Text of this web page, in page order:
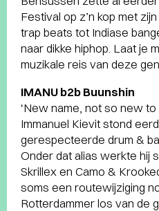
Festival op z’n kop met
trap beats tot Indiase
naar dikke hiphop. Laat je
muzikale reis van deze
IMANU b2b Buunshin
‘New name, not so new to
Immanuel Kievit stond
gerespecteerde drum &
Onder dat alias werkte hij
Skrillex en Camo &
soms een routewijziging
Rotterdammer los van de